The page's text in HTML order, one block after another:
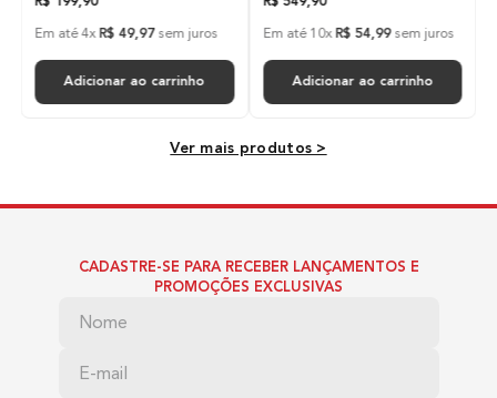
Regulador
Regulador de Temperatura
Indicador de Temperatura
Sim
Emissão de Íon
Em até4xR$ 49,97sem juros
Adicionar ao carrinho
Em até 10x R$ 54 99sem juros
Adicionar ao carrinho
Ver mais produtos >
CADASTRE-SE PARA RECEBER LANÇAMENTOS E
PROMOÇÕES EXCLUSIVAS